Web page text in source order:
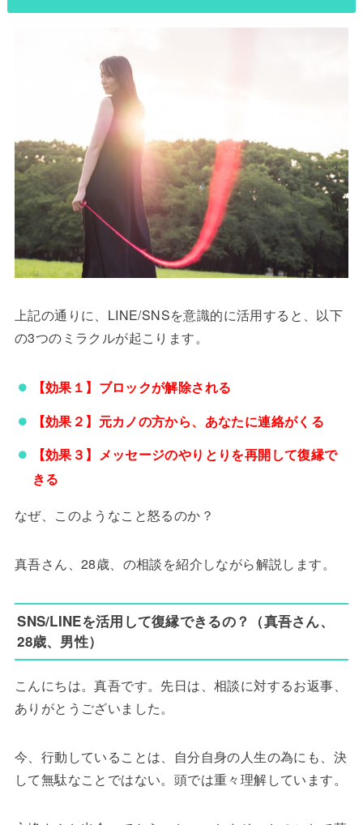
上記の通りに、LINE/SNSを意識的に活用すると、以下
の3つのミラクルが起こります。
【効果１】ブロックが解除される
【効果２】元カノの方から、あなたに連絡がくる
【効果３】メッセージのやりとりを再開して復縁で
きる
なぜ、このようなこと怒るのか？
真吾さん、28歳、の相談を紹介しながら解説します。
SNS/LINEを活用して復縁できるの？（真吾さん、
28歳、男性）
こんにちは。真吾です。先日は、相談に対するお返事、
ありがとうございました。
今、行動していることは、自分自身の人生の為にも、決
して無駄なことではない。頭では重々理解しています。